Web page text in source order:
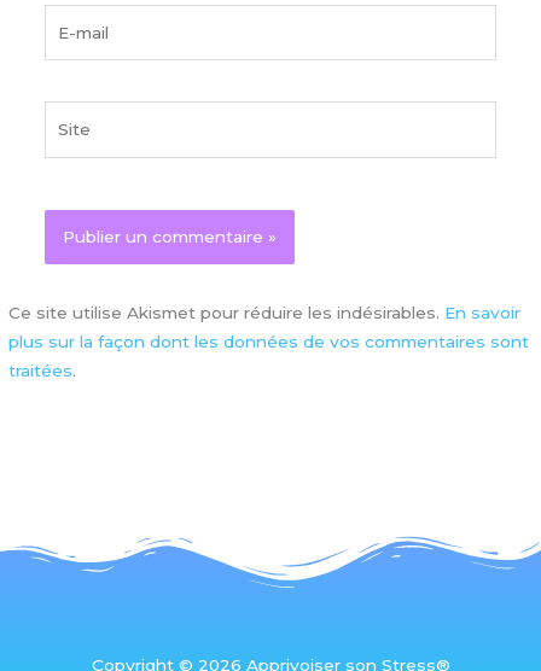
Ce site utilise Akismet pour réduire les indésirables. En savoir
plus sur la façon dont les données de vos commentaires sont
traitées.
Copyright © 2026 Apprivoiser son Stress®